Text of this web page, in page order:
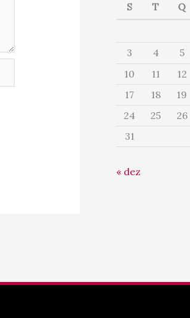
S T Q
3
4 5
10
11 12
17
18 19
24
25 26
31
« dez